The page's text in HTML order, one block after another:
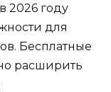
2026 году
для
Бесплатные
расширить